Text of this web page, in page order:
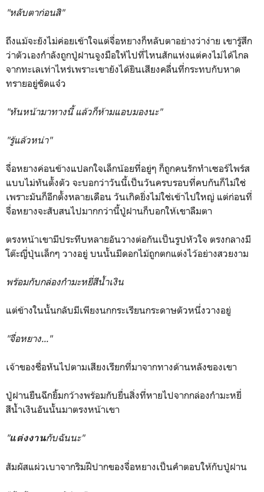
"หลับตาก่อนสิ"
ถึงแม้จะยังไม่ค่อยเข้าใจแต่จื่อหยางก็หลับตาอย่างว่าง่าย เขารู้สึก
ว่าตัวเองกำลังถูกปู่ฝานจูงมือให้ไปที่ไหนสักแห่งแต่คงไม่ได้ไกล
จากทะเลเท่าไหร่เพราะเขายังได้ยินเสียงคลื่นที่กระทบกับหาด
ทรายอยู่ชัดแจ๋ว
"หันหน้ามาทางนี้ แล้วก็ห้ามแอบมองนะ"
"รู้แล้วหน่า"
จื่อหยางค่อนข้างแปลกใจเล็กน้อยที่อยู่ๆ ก็ถูกคนรักทำเซอร์ไพร์ส
แบบไม่ทันตั้งตัว จะบอกว่าวันนี้เป็นวันครบรอบที่คบกันก็ไม่ใช่
เพราะมันก็อีกตั้งหลายเดือน วันเกิดยิ่งไม่ใช่เข้าไปใหญ่ แต่ก่อนที่
จื่อหยางจะสับสนไปมากกว่านี้ปู่ฝานก็บอกให้เขาลืมตา
ตรงหน้าเขามีประทีบหลายอันวางต่อกันเป็นรูปหัวใจ ตรงกลางมี
โต๊ะญี่ปุ่นเล็กๆ วางอยู่ บนนั้นมีดอกไม้ถูกตกแต่งไว้อย่างสวยงาม
พร้อมกับกล่องกำมะหยี่สีน้ำเงิน
แต่ข้างในนั้นกลับมีเพียงนกกระเรียนกระดาษตัวหนึ่งวางอยู่
"จื่อหยาง..."
เจ้าของชื่อหันไปตามเสียงเรียกที่มาจากทางด้านหลังของเขา
ปู่ฝานยืนฉีกยิ้มกว้างพร้อมกับยื่นสิ่งที่หายไปจากกล่องกำมะหยี่
สีน้ำเงินอันนั้นมาตรงหน้าเขา
"แต่งงานกับฉันนะ"
สัมผัสแผ่วเบาจากริมฝีปากของจื่อหยางเป็นคำตอบให้กับปู่ฝาน